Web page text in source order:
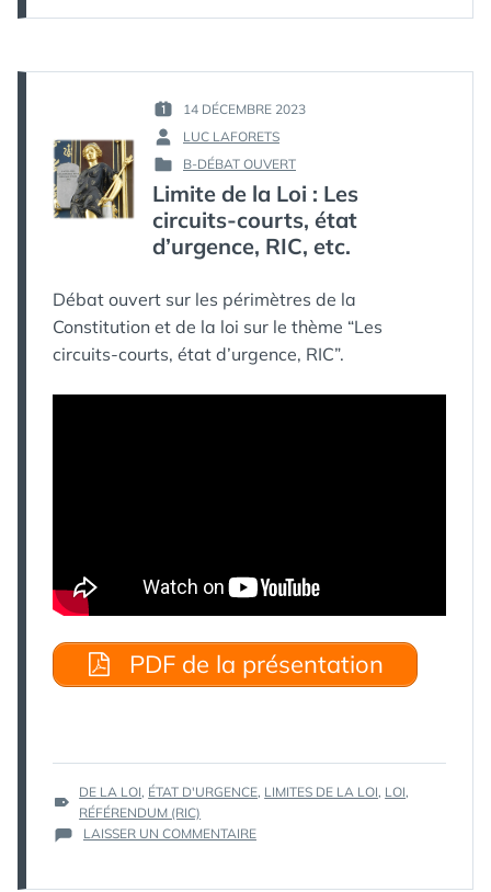
LOI
ANTHROPOLOGIE
DE
LA
LOI
(PARTIE
–
LE
PUBLIÉ
LE :
14 DÉCEMBRE 2023
PAR :
LUC LAFORETS
PUBLIÉ
DANS
B-DÉBAT OUVERT
Limite de la Loi : Les
circuits-courts, état
d’urgence, RIC, etc.
Débat ouvert sur les périmètres de la
Constitution et de la loi sur le thème “Les
circuits-courts, état d’urgence, RIC”.
PDF de la présentation
ÉTIQUETTES :
DE LA LOI, ÉTAT D'URGENCE, LIMITES DE LA LOI, LOI,
RÉFÉRENDUM (RIC)
LAISSER UN COMMENTAIRESUR